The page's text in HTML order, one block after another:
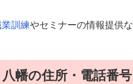
訓練やセミナーの情報提供
幡の住所・電話番号